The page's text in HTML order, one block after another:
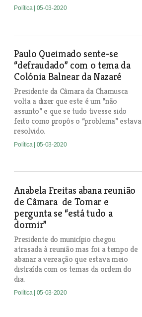
Política | 05-03-2020
Paulo Queimado sente-se
“defraudado” com o tema da
Colónia Balnear da Nazaré
Presidente da Câmara da Chamusca
volta a dizer que este é um “não
assunto” e que se tudo tivesse sido
feito como propôs o “problema” estava
resolvido.
Política | 05-03-2020
Anabela Freitas abana reunião
de Câmara de Tomar e
pergunta se “está tudo a
dormir”
Presidente do município chegou
atrasada à reunião mas foi a tempo de
abanar a vereação que estava meio
distraída com os temas da ordem do
dia.
Política | 05-03-2020